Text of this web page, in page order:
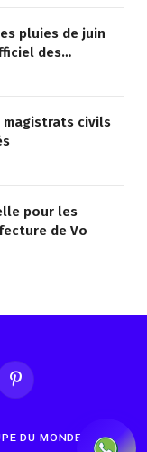
pluies de juin
des
magistrats civils
pour les
de Vo
Pinterest
DU MONDE